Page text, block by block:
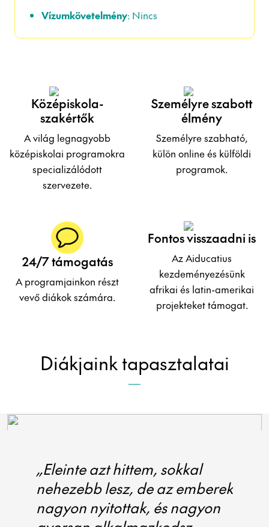
Vízumkövetelmény: Nincs
Középiskola-
szakértők
A világ legnagyobb
középiskolai programokra
specializálódott
szervezete.
Személyre szabott
élmény
Személyre szabható,
külön online és külföldi
programok.
24/7 támogatás
A programjainkon részt
vevő diákok számára.
Fontos visszaadni is
Az Aiducatius
kezdeményezésünk
afrikai és latin-amerikai
projekteket támogat.
Diákjaink tapasztalatai
„Eleinte azt hittem, sokkal
nehezebb lesz, de az emberek
nagyon nyitottak, és nagyon